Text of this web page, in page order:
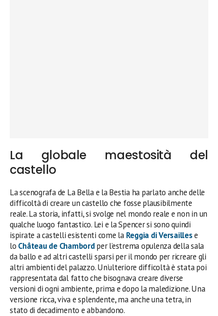
La globale maestosità del
castello
La scenografa de La Bella e la Bestia ha parlato anche delle
difficoltà di creare un castello che fosse plausibilmente
reale. La storia, infatti, si svolge nel mondo reale e non in un
qualche luogo fantastico. Lei e la Spencer si sono quindi
ispirate a castelli esistenti come la Reggia di Versaillese
lo Château de Chambordper l’estrema opulenza della sala
da ballo e ad altri castelli sparsi per il mondo per ricreare gli
altri ambienti del palazzo. Un’ulteriore difficoltà è stata poi
rappresentata dal fatto che bisognava creare diverse
versioni di ogni ambiente, prima e dopo la maledizione. Una
versione ricca, viva e splendente, ma anche una tetra, in
stato di decadimento e abbandono.